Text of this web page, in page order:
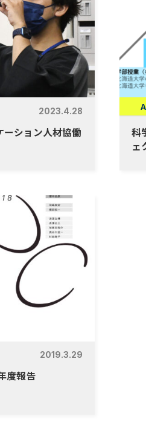
2023.4.28
ション人材協働
科
ェ
2019.3.29
度報告